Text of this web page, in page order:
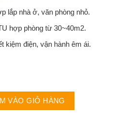
lắp nhà ở, văn phòng nhỏ.
hợp phòng từ 30~40m2.
kiệm điện, vận hành êm ái.
8 | 24000BTU 1 chiều inverter
VÀO GIỎ HÀNG